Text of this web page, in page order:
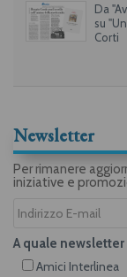
Da
su
Corti
Newsletter
Per rimanere
iniziative e
A quale
Amici Interlinea